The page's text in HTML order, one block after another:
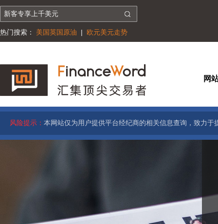
热门搜索： 美国英国原油 | 欧元美元走势
网
风险提示： 本网站仅为用户提供平台经纪商的相关信息查询，致力